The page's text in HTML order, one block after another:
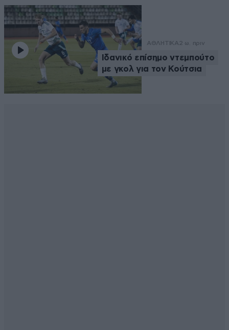
ΑΘΛΗΤΙΚΑ2 ω. πριν
Ιδανικό επίσημο ντεμπούτο
με γκολ για τον Κούτσια